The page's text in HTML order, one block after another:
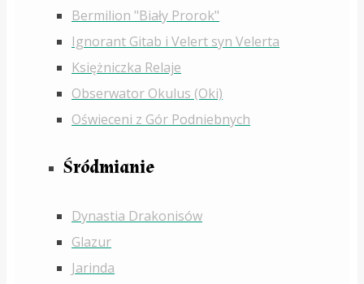
Bermilion "Biały Prorok"
Ignorant Gitab i Velert syn Velerta
Księżniczka Relaje
Obserwator Okulus (Oki)
Oświeceni z Gór Podniebnych
Śródmianie
Dynastia Drakonisów
Glazur
Jarinda